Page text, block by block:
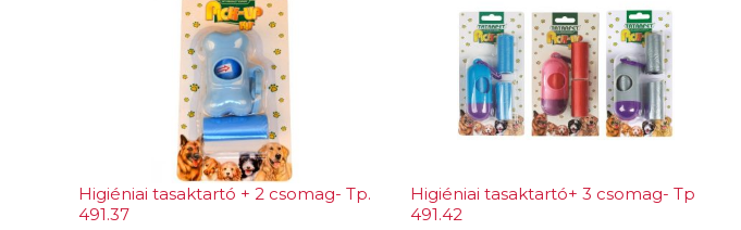
Higiéniai tasaktartó + 2 csomag- Tp.
491.37
Higiéniai tasaktartó+ 3 csomag- Tp
491.42